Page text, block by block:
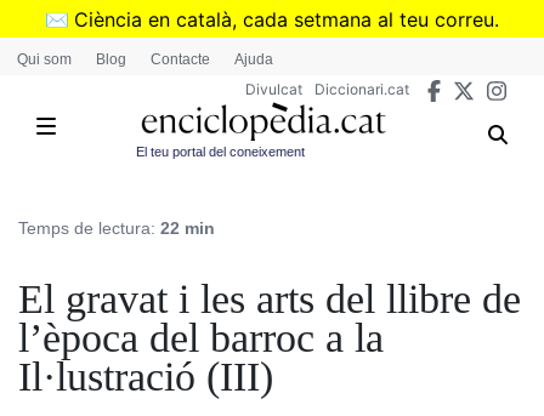
Vés
✉️ Ciència en català, cada setmana al teu correu.
➜Subscriu-te al butlletí de Divulcat
Qui som Blog Contacte Ajuda
Divulcat Diccionari.cat
El teu portal del coneixement
Temps de lectura: 22 min
El gravat i les arts del llibre de
l’època del barroc a la
Il·lustració (III)